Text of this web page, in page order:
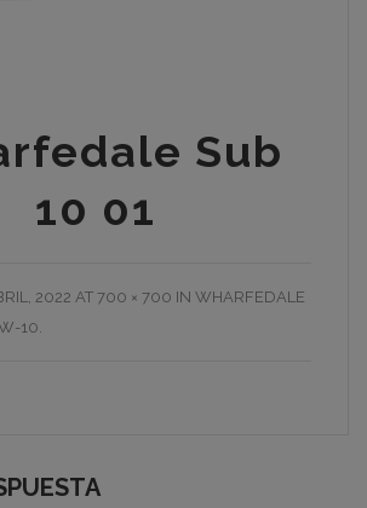
Sub
10 01
2022 AT 700 × 700 IN WHARFEDALE
10.